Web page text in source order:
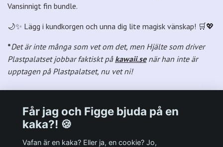
Vansinnigt fin bundle.
🌙✨ Lägg i kundkorgen och unna dig lite magisk vänskap! 🛒💖
*Det är inte många som vet om det, men Hjälte som driver
Plastpalatset jobbar faktiskt på kawaii.senär han inte är
upptagen på Plastpalatset, nu vet ni!
Får jag och Figge bjuda på en
kaka?! 🍪
Vafan är en kaka? Eller ja, en cookie? Jo,